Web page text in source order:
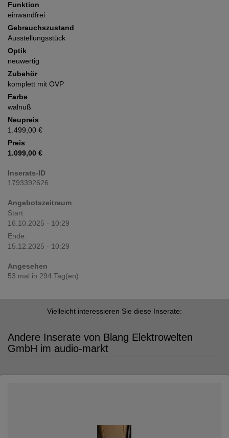
Funktion
einwandfrei
Gebrauchszustand
Ausstellungsstück
Optik
neuwertig
Zubehör
komplett mit OVP
Farbe
walnuß
Neupreis
1.499,00 €
Preis
1.099,00 €
Inserats-ID
1793392626
Angebotszeitraum
Start:
16.10.2025 - 10:29
Ende:
15.12.2025 - 10:29
Angesehen
53 mal in 294 Tag(en)
Vielleicht interessieren Sie diese Inserate:
Andere Inserate von Blang Elektrowelten
GmbH im audio-markt